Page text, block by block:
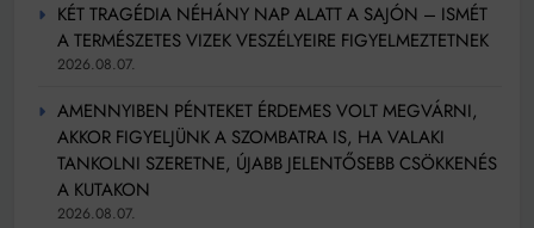
KÉT TRAGÉDIA NÉHÁNY NAP ALATT A SAJÓN – ISMÉT
A TERMÉSZETES VIZEK VESZÉLYEIRE FIGYELMEZTETNEK
2026.08.07.
AMENNYIBEN PÉNTEKET ÉRDEMES VOLT MEGVÁRNI,
AKKOR FIGYELJÜNK A SZOMBATRA IS, HA VALAKI
TANKOLNI SZERETNE, ÚJABB JELENTŐSEBB CSÖKKENÉS
A KUTAKON
2026.08.07.